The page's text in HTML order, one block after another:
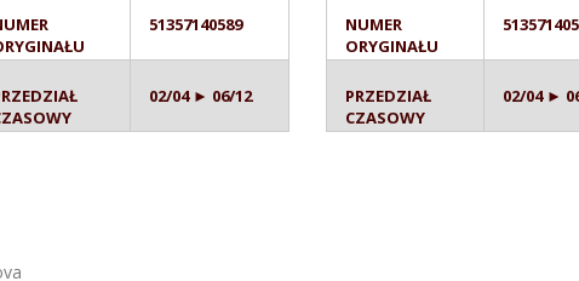
51357140589
02/04 ► 06/12
NUMER
ORYGINAŁU
PRZEDZIAŁ
CZASOWY
02/04 ►